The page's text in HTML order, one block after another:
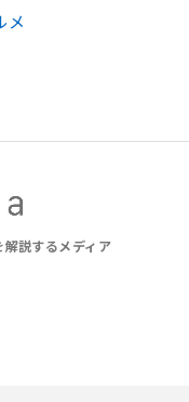
メ
説するメディア